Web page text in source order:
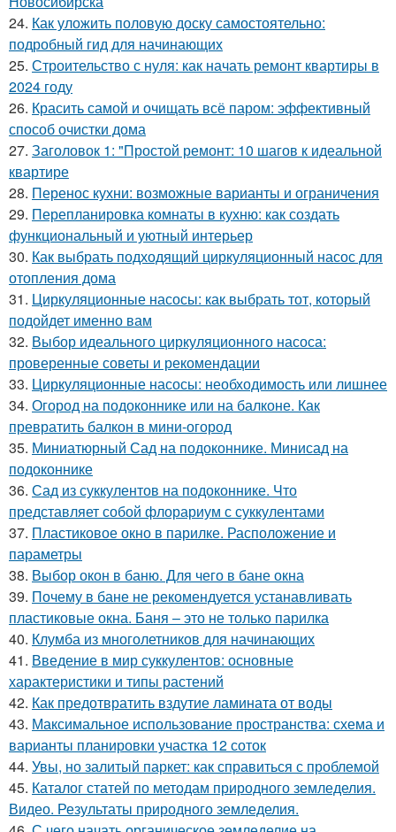
24. Как уложить половую доску самостоятельно:
подробный гид для начинающих
25. Строительство с нуля: как начать ремонт квартиры в
2024 году
26. Красить самой и очищать всё паром: эффективный
способ очистки дома
27. Заголовок 1: "Простой ремонт: 10 шагов к идеальной
квартире
28. Перенос кухни: возможные варианты и ограничения
29. Перепланировка комнаты в кухню: как создать
функциональный и уютный интерьер
30. Как выбрать подходящий циркуляционный насос для
отопления дома
31. Циркуляционные насосы: как выбрать тот, который
подойдет именно вам
32. Выбор идеального циркуляционного насоса:
проверенные советы и рекомендации
33. Циркуляционные насосы: необходимость или лишнее
34. Огород на подоконнике или на балконе. Как
превратить балкон в мини-огород
35. Миниатюрный Сад на подоконнике. Минисад на
подоконнике
36. Сад из суккулентов на подоконнике. Что
представляет собой флорариум с суккулентами
37. Пластиковое окно в парилке. Расположение и
параметры
38. Выбор окон в баню. Для чего в бане окна
39. Почему в бане не рекомендуется устанавливать
пластиковые окна. Баня – это не только парилка
40. Клумба из многолетников для начинающих
41. Введение в мир суккулентов: основные
характеристики и типы растений
42. Как предотвратить вздутие ламината от воды
43. Максимальное использование пространства: схема и
варианты планировки участка 12 соток
44. Увы, но залитый паркет: как справиться с проблемой
45. Каталог статей по методам природного земледелия.
Видео. Результаты природного земледелия.